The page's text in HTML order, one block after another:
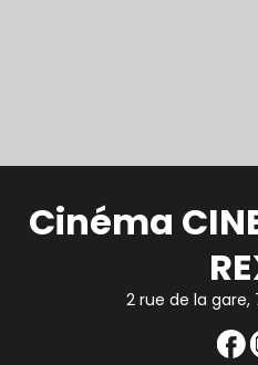
Cinéma
2 rue de la gare,